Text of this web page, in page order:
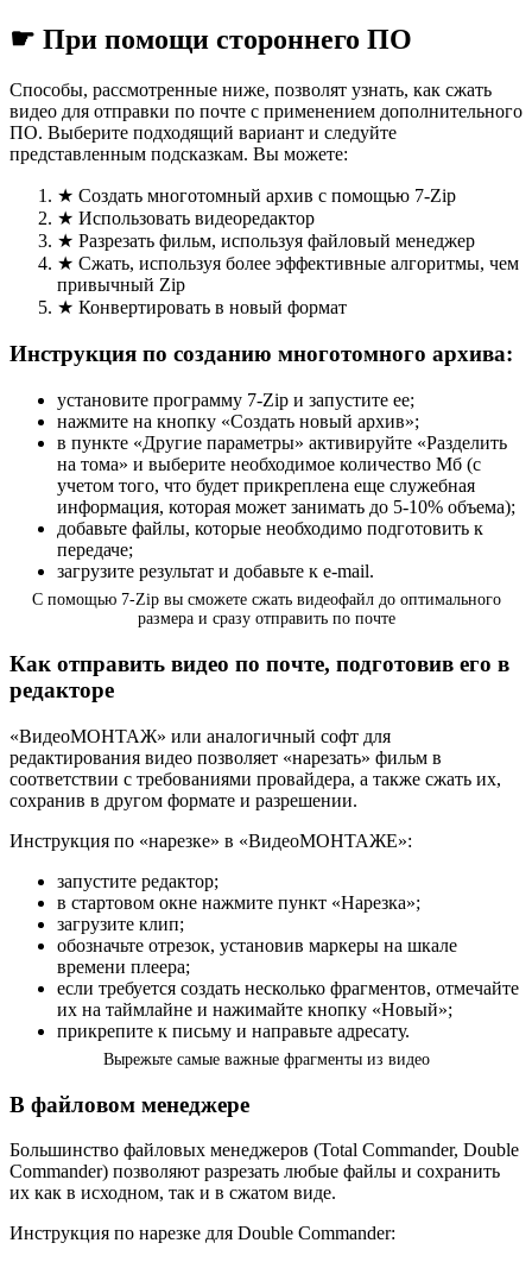
☛ При помощи стороннего ПО
Способы, рассмотренные ниже, позволят узнать, как сжать
видео для отправки по почте с применением дополнительного
ПО. Выберите подходящий вариант и следуйте
представленным подсказкам. Вы можете:
★ Создать многотомный архив с помощью 7-Zip
★ Использовать видеоредактор
★ Разрезать фильм, используя файловый менеджер
★ Сжать, используя более эффективные алгоритмы, чем
привычный Zip
★ Конвертировать в новый формат
Инструкция по созданию многотомного архива:
установите программу 7-Zip и запустите ее;
нажмите на кнопку «Создать новый архив»;
в пункте «Другие параметры» активируйте «Разделить
на тома» и выберите необходимое количество Мб (с
учетом того, что будет прикреплена еще служебная
информация, которая может занимать до 5-10% объема);
добавьте файлы, которые необходимо подготовить к
передаче;
загрузите результат и добавьте к e-mail.
С помощью 7-Zip вы сможете сжать видеофайл до оптимального
размера и сразу отправить по почте
Как отправить видео по почте, подготовив его в
редакторе
«ВидеоМОНТАЖ» или аналогичный софт для
редактирования видео позволяет «нарезать» фильм в
соответствии с требованиями провайдера, а также сжать их,
сохранив в другом формате и разрешении.
Инструкция по «нарезке» в «ВидеоМОНТАЖЕ»:
запустите редактор;
в стартовом окне нажмите пункт «Нарезка»;
загрузите клип;
обозначьте отрезок, установив маркеры на шкале
времени плеера;
если требуется создать несколько фрагментов, отмечайте
их на таймлайне и нажимайте кнопку «Новый»;
прикрепите к письму и направьте адресату.
Вырежьте самые важные фрагменты из видео
В файловом менеджере
Большинство файловых менеджеров (Total Commander, Double
Commander) позволяют разрезать любые файлы и сохранить
их как в исходном, так и в сжатом виде.
Инструкция по нарезке для Double Commander: